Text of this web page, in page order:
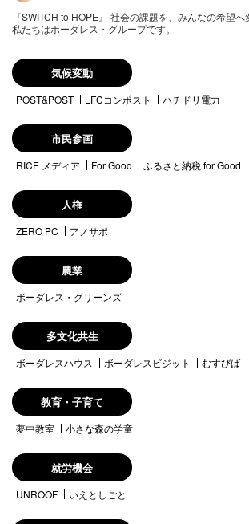
『SWITCH to HOPE』 社会の課題を、みんなの希望へ
私たちはボーダレス・グループです。
気候変動
POST&POST LFCコンポスト ハチドリ電力
市民参画
RICE メディア For Good ふるさと納税 for Good
人権
ZERO PC アノサポ
農業
ボーダレス・グリーンズ
多文化共生
ボーダレスハウス ボーダレスビジット むすびば
教育・子育て
夢中教室 小さな森の学童
就労機会
UNROOF いえとしごと